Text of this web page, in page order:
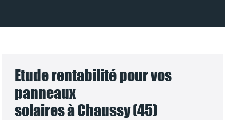
Etude rentabilité pour vos
panneaux
solaires à Chaussy (45)